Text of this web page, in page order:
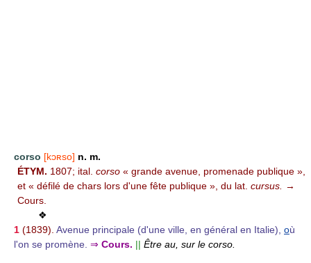
corso [kɔʀso] n. m.
ÉTYM. 1807; ital. corso « grande avenue, promenade publique »,
et « défilé de chars lors d'une fête publique », du lat. cursus.
→
Cours.
❖
1 (1839). Avenue principale (d'une ville, en général en Italie), où
l'on se promène. ⇒ Cours. || Être au, sur le corso.